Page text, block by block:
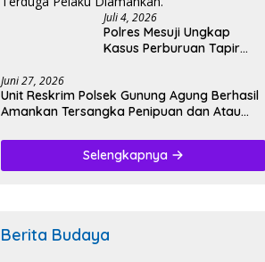
Juli 4, 2026
‎Polres Mesuji Ungkap
Kasus Perburuan Tapir
Diamankan.
Juni 27, 2026
Unit Reskrim Polsek Gunung Agung Berhasil
Amankan Tersangka Penipuan dan Atau
Selengkapnya
Berita Budaya